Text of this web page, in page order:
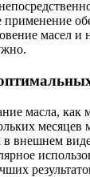
масел и
масла,
месяцев
внешнем